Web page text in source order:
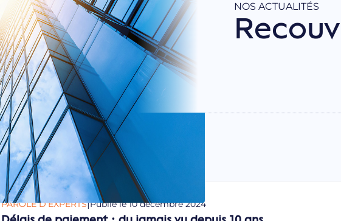
NOS ACTUALITÉS
PAROLE D'EXPERTS|Publié le 10 décembre 2024